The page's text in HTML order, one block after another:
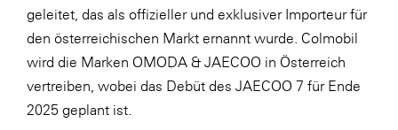
PAGRO
PHH Rechtsanwält:innen
Salesforce
geleitet, das als offizieller und exklusiver Importeur für
den österreichischen Markt ernannt wurde. Colmobil
wird die Marken OMODA & JAECOO in Österreich
vertreiben, wobei das Debüt des JAECOO 7 für Ende
2025 geplant ist.